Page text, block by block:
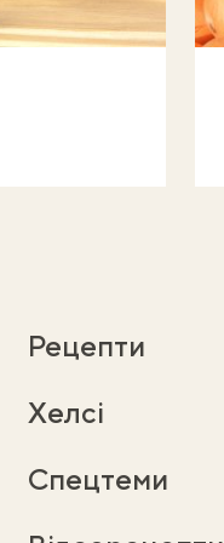
Рецепти
Хелсі
Спецтеми